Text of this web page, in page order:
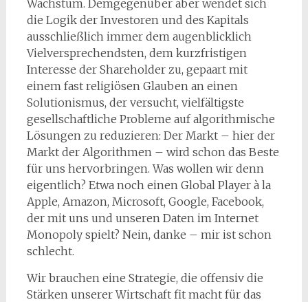
Wachstum. Demgegenüber aber wendet sich
die Logik der Investoren und des Kapitals
ausschließlich immer dem augenblicklich
Vielversprechendsten, dem kurzfristigen
Interesse der Shareholder zu, gepaart mit
einem fast religiösen Glauben an einen
Solutionismus, der versucht, vielfältigste
gesellschaftliche Probleme auf algorithmische
Lösungen zu reduzieren: Der Markt – hier der
Markt der Algorithmen – wird schon das Beste
für uns hervorbringen. Was wollen wir denn
eigentlich? Etwa noch einen Global Player à la
Apple, Amazon, Microsoft, Google, Facebook,
der mit uns und unseren Daten im Internet
Monopoly spielt? Nein, danke – mir ist schon
schlecht.
Wir brauchen eine Strategie, die offensiv die
Stärken unserer Wirtschaft fit macht für das